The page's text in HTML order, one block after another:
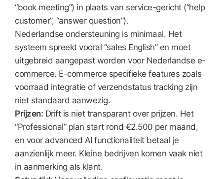
“book meeting”) in plaats van service-gericht (“help
customer”, “answer question”).
Nederlandse ondersteuning is minimaal. Het
systeem spreekt vooral “sales English” en moet
uitgebreid aangepast worden voor Nederlandse e-
commerce. E-commerce specifieke features zoals
voorraad integratie of verzendstatus tracking zijn
niet standaard aanwezig.
Prijzen: Drift is niet transparant over prijzen. Het
“Professional” plan start rond €2.500 per maand,
en voor advanced AI functionaliteit betaal je
aanzienlijk meer. Kleine bedrijven komen vaak niet
in aanmerking als klant.